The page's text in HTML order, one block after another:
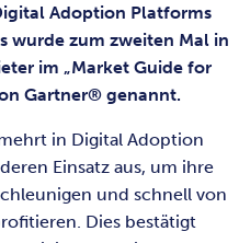
Adoption Platforms
wurde zum zweiten Mal in
im „Market Guide for
Gartner® genannt.
in Digital Adoption
Einsatz aus, um ihre
und schnell von
Dies bestätigt